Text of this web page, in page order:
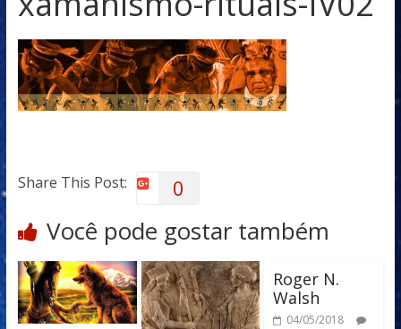
Share This Post: 0
Você pode gostar também
Roger N.
Walsh
04/05/2018